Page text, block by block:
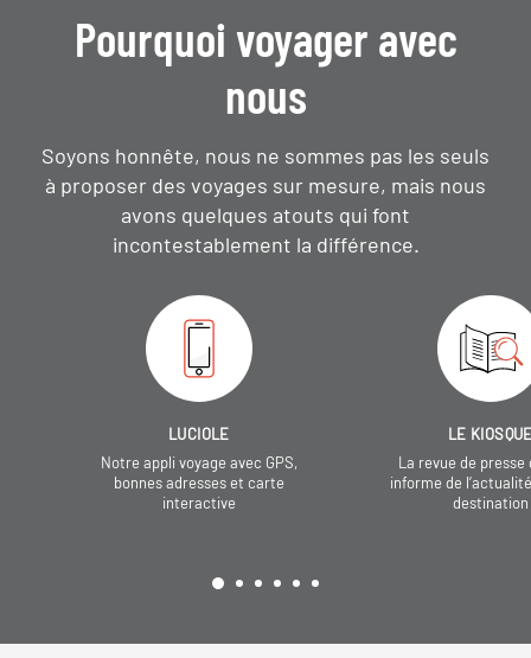
Pourquoi voyager avec
nous
Soyons honnête, nous ne sommes pas les seuls
à proposer des voyages sur mesure, mais nous
avons quelques atouts qui font
incontestablement la différence.
LUCIOLE
Notre appli voyage avec GPS,
bonnes adresses et carte
interactive
LE
La revue de presse
informe de
destination